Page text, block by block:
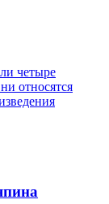
четыре
относятся